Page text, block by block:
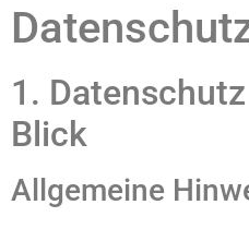
1.
Blick
Allgemeine